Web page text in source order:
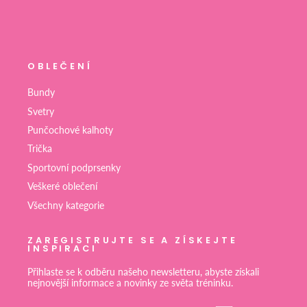
OBLEČENÍ
Bundy
Svetry
Punčochové kalhoty
Trička
Sportovní podprsenky
Veškeré oblečení
Všechny kategorie
ZAREGISTRUJTE SE A ZÍSKEJTE
INSPIRACI
Přihlaste se k odběru našeho newsletteru, abyste získali
nejnovější informace a novinky ze světa tréninku.